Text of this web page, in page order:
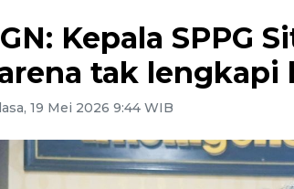
Kepala SPPG
tak lengkapi
19 Mei 2026 9:44 WIB